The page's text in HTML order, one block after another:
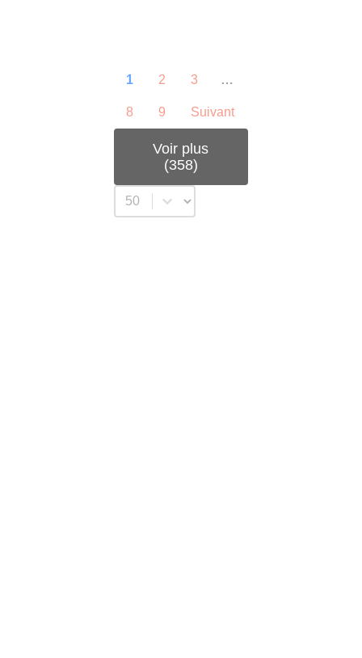
1 2 3 …
8 9 Suivant
Voir plus
(358)
Sélectionnez un nombre par page